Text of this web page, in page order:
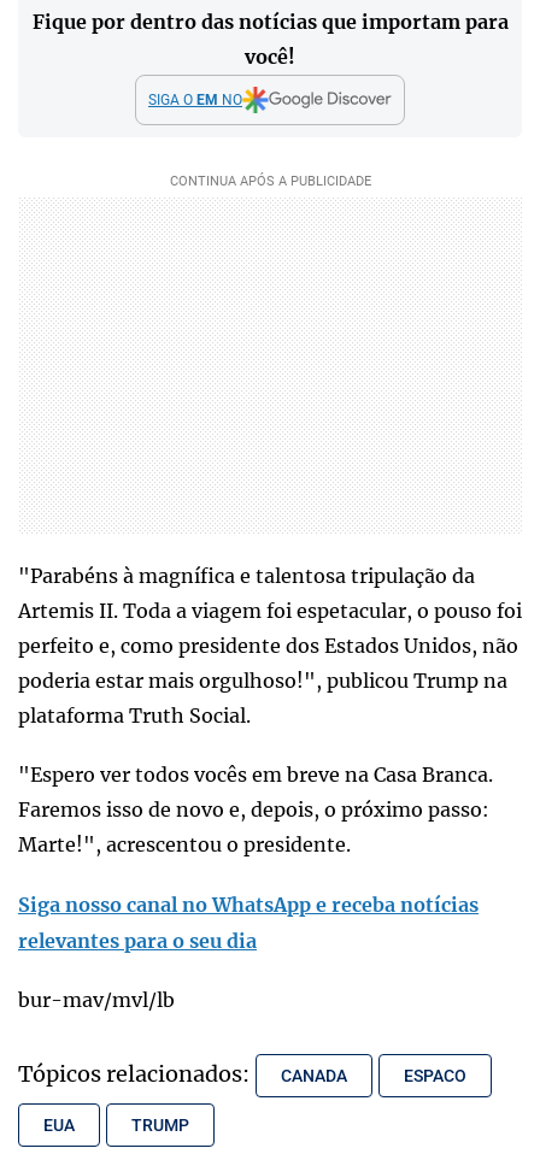
Fique por dentro das notícias que importam para
você!
SIGA O EM NO
"Parabéns à magnífica e talentosa tripulação da
Artemis II. Toda a viagem foi espetacular, o pouso foi
perfeito e, como presidente dos Estados Unidos, não
poderia estar mais orgulhoso!", publicou Trump na
plataforma Truth Social.
"Espero ver todos vocês em breve na Casa Branca.
Faremos isso de novo e, depois, o próximo passo:
Marte!", acrescentou o presidente.
Siga nosso canal no WhatsApp e receba notícias
relevantes para o seu dia
bur-mav/mvl/lb
Tópicos relacionados: CANADA ESPACO
EUA TRUMP